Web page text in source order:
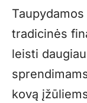
tradicinės
leisti
kovą